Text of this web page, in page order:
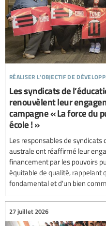
réaliser l’objectif de
Les syndicats de
renouvèlent leur
campagne « La force du
école ! »
Les responsables de syndicats
australe ont réaffirmé leur
financement par les pouvoirs
équitable de qualité, rappelant
fondamental et d'un bien
27 juillet 2026